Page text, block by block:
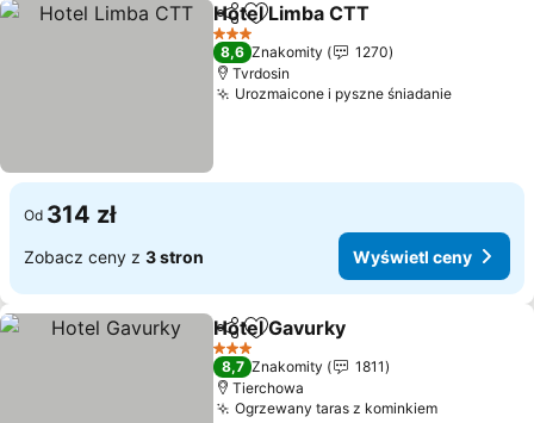
Udostępnij
Dodaj do ulubionych
Hotel Limba CTT
3 Kategoria
8,6 Znakomity
1270
Tvrdosin
Urozmaicone i pyszne śniadanie
Od 314 zł
Zobacz ceny z 3 stron Wyświetl ceny
Udostępnij
Dodaj do ulubionych
Hotel Gavurky
3 Kategoria
8,7 Znakomity
1811
Tierchowa
Ogrzewany taras z kominkiemWyświetl